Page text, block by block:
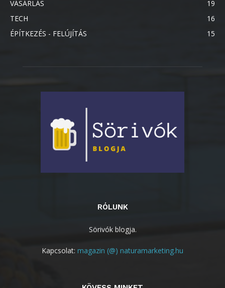
VÁSÁRLÁS
19
TECH
16
ÉPÍTKEZÉS - FELÚJÍTÁS
15
RÓLUNK
Sörivók blogja.
Kapcsolat: magazin (@) naturamarketing.hu